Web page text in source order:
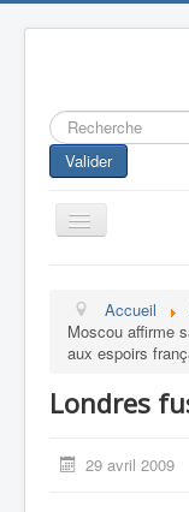
Rechercher
Valider
Toggle
Navigation
Aviation
Aviation
Aviation
Accueil
Moscou affirme
aux espoirs
Londres
29 avril 2009